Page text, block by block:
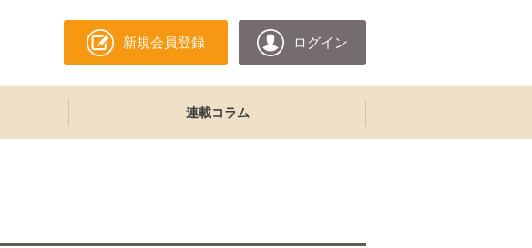
新規会員登録 ログイン
連載コラム